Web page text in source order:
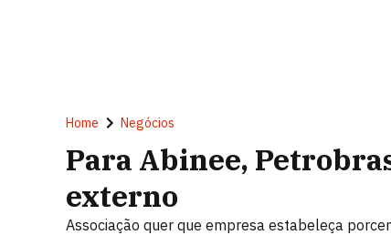
Home Negócios
Para Abinee,
externo
Associação quer que empresa estabeleça